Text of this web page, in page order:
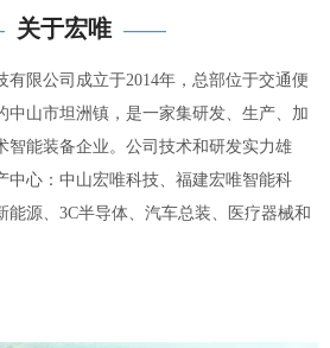
关于宏唯 ——
有限公司成立于2014年，总部位于交通便
中山市坦洲镇，是一家集研发、生产、加
智能装备企业。公司技术和研发实力雄
中心：中山宏唯科技、福建宏唯智能科
能源、3C半导体、汽车总装、医疗器械和